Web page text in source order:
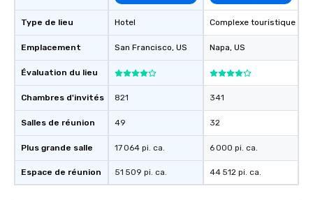
to gather and dine
experienced, and all
remember. Our one-
are special, from the
will reminisce about
leave. Location, Location, Location
One of the best
experience is
restaurants are within
walking distance of
short stroll allows
Type de lieu
Emplacement
Évaluation du lieu
Chambres d'invités
Salles de réunion
Plus grande salle
Espace de réunion
Hotel
San Francisco, US
821
49
17 064 pi. ca.
51 509 pi. ca.
Complexe touristique
Napa, US
341
32
6 000 pi. ca.
44 512 pi. ca.